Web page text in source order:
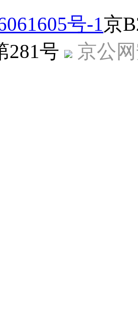
号-1 京
281号
京公